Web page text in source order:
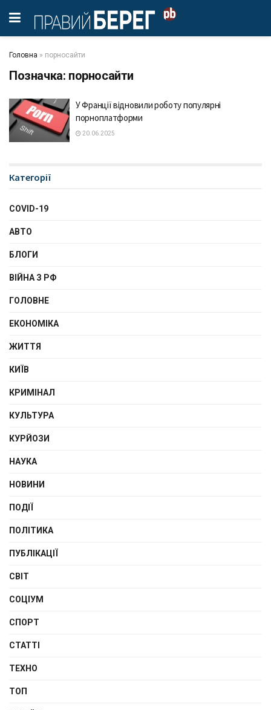
Головна » порносайти
Позначка: порносайти
У Франції відновили роботу популярні
порноплатформи
20.06.2025
Категорії
COVID-19
АВТО
БЛОГИ
ВІЙНА З РФ
ГОЛОВНЕ
ЕКОНОМІКА
ЖИТТЯ
КИЇВ
КРИМІНАЛ
КУЛЬТУРА
КУРЙОЗИ
НАУКА
НОВИНИ
ПОДІЇ
ПОЛІТИКА
ПУБЛІКАЦІЇ
СВІТ
СОЦІУМ
СПОРТ
СТАТТІ
ТЕХНО
ТОП